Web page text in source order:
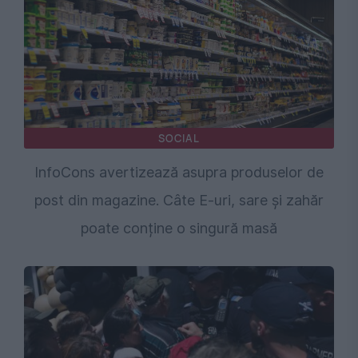
SOCIAL
InfoCons avertizează asupra produselor de
post din magazine. Câte E-uri, sare și zahăr
poate conține o singură masă